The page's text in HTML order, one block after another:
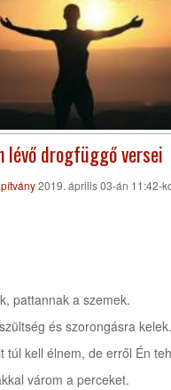
lévő drogfüggő versei
2019. április 03-án 11:42-
pattannak a szemek.
és szorongásra kelek.
túl kell élnem, de erről Én
várom a perceket.